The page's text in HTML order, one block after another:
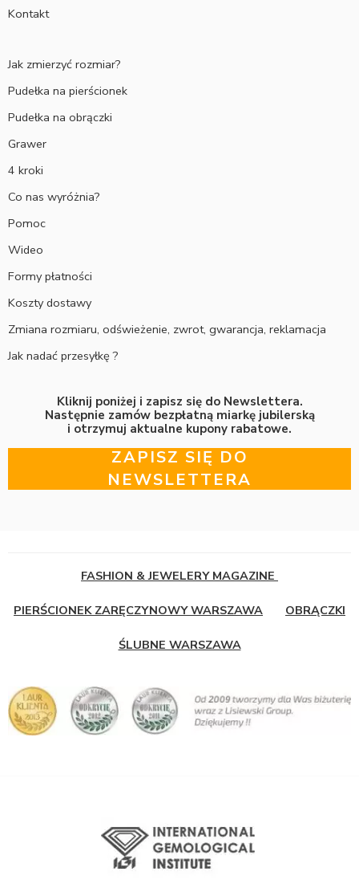
Kontakt
Jak zmierzyć rozmiar?
Pudełka na pierścionek
Pudełka na obrączki
Grawer
4 kroki
Co nas wyróżnia?
Pomoc
Wideo
Formy płatności
Koszty dostawy
Zmiana rozmiaru, odświeżenie, zwrot, gwarancja, reklamacja
Jak nadać przesyłkę ?
Kliknij poniżej i zapisz się do Newslettera.
Następnie zamów bezpłatną miarkę jubilerską
i otrzymuj aktualne kupony rabatowe.
ZAPISZ SIĘ DO
NEWSLETTERA
FASHION & JEWELERY MAGAZINE
PIERŚCIONEK ZARĘCZYNOWY WARSZAWA OBRĄCZKI
ŚLUBNE WARSZAWA